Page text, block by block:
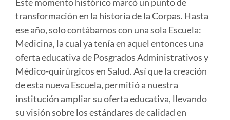
transformación en la historia de la Corpas. Hasta
ese año, solo contábamos con una sola Escuela:
Medicina, la cual ya tenía en aquel entonces una
oferta educativa de Posgrados Administrativos y
Médico-quirúrgicos en Salud. Así que la creación
de esta nueva Escuela, permitió a nuestra
institución ampliar su oferta educativa, llevando
su visión sobre los estándares de calidad en